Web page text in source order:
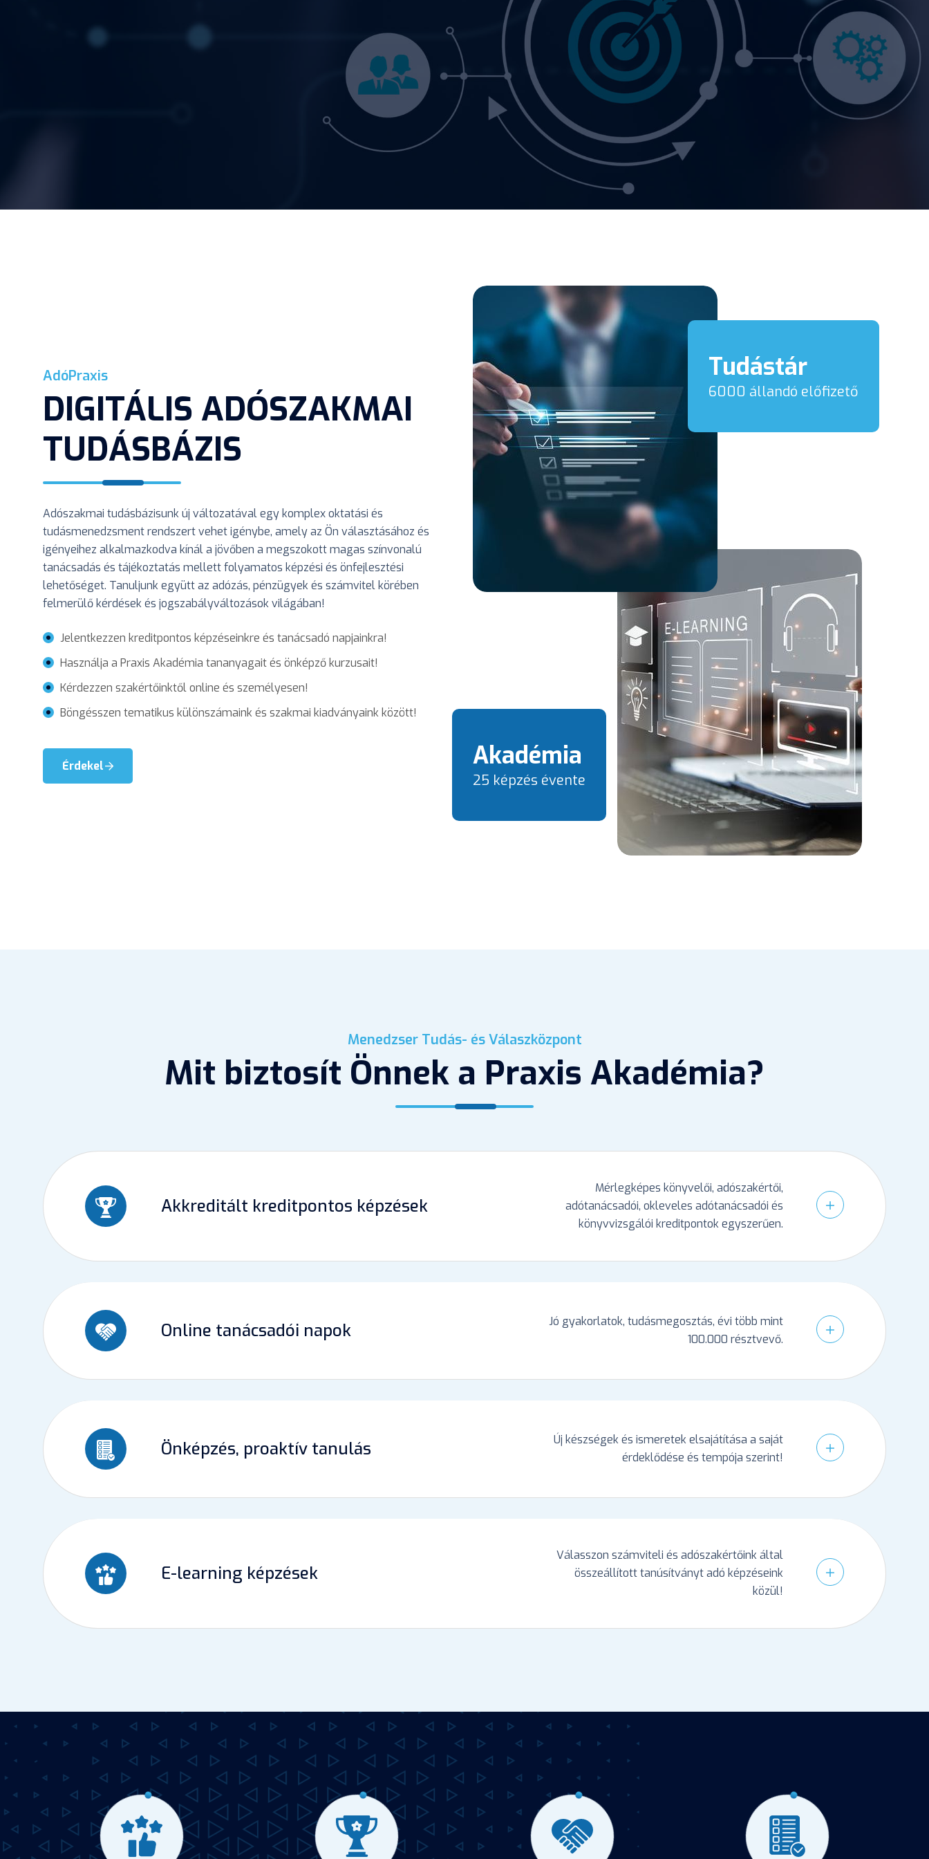
AdóPraxis
DIGITÁLIS ADÓSZAKMAI
TUDÁSBÁZIS
Adószakmai tudásbázisunk új változatával egy komplex oktatási és
tudásmenedzsment rendszert vehet igénybe, amely az Ön választásához és
igényeihez alkalmazkodva kínál a jövőben a megszokott magas színvonalú
tanácsadás és tájékoztatás mellett folyamatos képzési és önfejlesztési
lehetőséget. Tanuljunk együtt az adózás, pénzügyek és számvitel körében
felmerülő kérdések és jogszabályváltozások világában!
Jelentkezzen kreditpontos képzéseinkre és tanácsadó napjainkra!
Használja a Praxis Akadémia tananyagait és önképző kurzusait!
Kérdezzen szakértőinktől online és személyesen!
Böngésszen tematikus különszámaink és szakmai kiadványaink között!
Érdekel
Tudástár
6000 állandó előfizető
Akadémia
25 képzés évente
Menedzser Tudás- és Válaszközpont
Mit biztosít Önnek a Praxis Akadémia?
Akkreditált kreditpontos képzések
Mérlegképes könyvelői, adószakértői,
adótanácsadói, okleveles adótanácsadói és
könyvvizsgálói kreditpontok egyszerűen.
Online tanácsadói napok
Jó gyakorlatok, tudásmegosztás, évi több mint
100.000 résztvevő.
Önképzés, proaktív tanulás
Új készségek és ismeretek elsajátítása a saját
érdeklődése és tempója szerint!
E-learning képzések
Válasszon számviteli és adószakértőink által
összeállított tanúsítványt adó képzéseink
közül!